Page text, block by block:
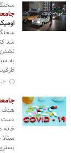
شد
نشدن
به
دست
خانه